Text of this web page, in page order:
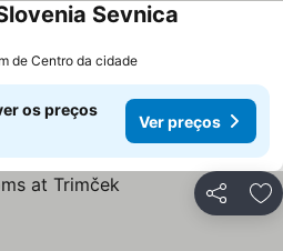
Sevnica
de Centro da cidade
os preços
Ver preços
Partilhar